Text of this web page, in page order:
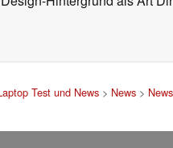
Test und News> News>